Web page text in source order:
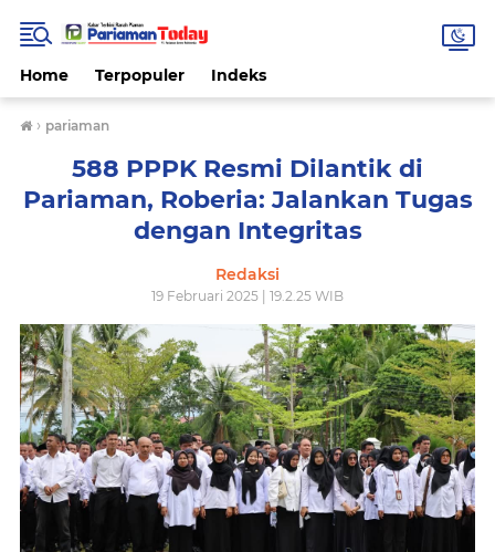
Home Terpopuler Indeks
› pariaman
588 PPPK Resmi Dilantik di
Pariaman, Roberia: Jalankan Tugas
dengan Integritas
Redaksi
19 Februari 2025 | 19.2.25 WIB